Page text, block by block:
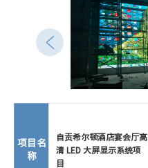
项目名
称
自贡希尔顿酒店宴会厅高
清 LED 大屏显示系统项
目